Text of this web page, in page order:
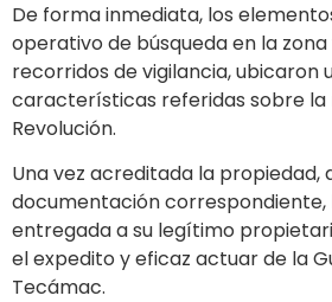
De forma inmediata, los
operativo de búsqueda en la
recorridos de vigilancia, ubicaron
características referidas sobre la
Revolución.
Una vez acreditada la propiedad,
documentación
entregada a su legítimo
el expedito y eficaz actuar de la
Tecámac.